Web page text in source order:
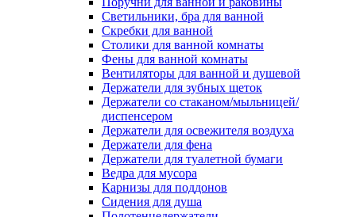
Светильники, бра для ванной
Скребки для ванной
Столики для ванной комнаты
Фены для ванной комнаты
Вентиляторы для ванной и душевой
Держатели для зубных щеток
Держатели со стаканом/мыльницей/
диспенсером
Держатели для освежителя воздуха
Держатели для фена
Держатели для туалетной бумаги
Ведра для мусора
Карнизы для поддонов
Сидения для душа